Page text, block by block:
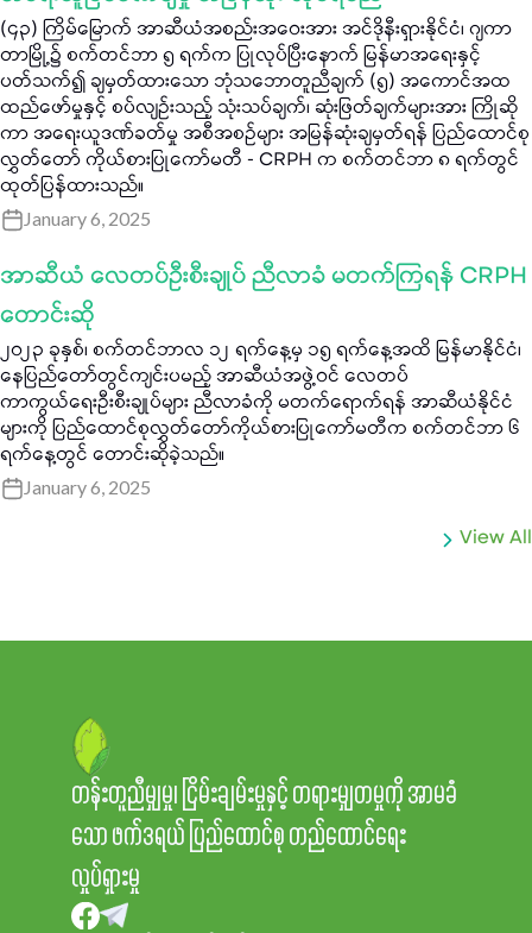
(၄၃) ကြိမ်မြောက် အာဆီယံအစည်းအဝေးအား အင်ဒိုနီးရှားနိုင်ငံ၊ ဂျကာ
တာမြို့၌ စက်တင်ဘာ ၅ ရက်က ပြုလုပ်ပြီးနောက် မြန်မာအရေးနှင့်
ပတ်သက်၍ ချမှတ်ထားသော ဘုံသဘောတူညီချက် (၅) အကောင်အထ
ထည်ဖော်မှုနှင့် စပ်လျဉ်းသည့် သုံးသပ်ချက်၊ ဆုံးဖြတ်ချက်များအား ကြိုဆို
ကာ အရေးယူဒဏ်ခတ်မှု အစီအစဉ်များ အမြန်ဆုံးချမှတ်ရန် ပြည်ထောင်စု
လွှတ်တော် ကိုယ်စားပြုကော်မတီ - CRPH က စက်တင်ဘာ ၈ ရက်တွင်
ထုတ်ပြန်ထားသည်။
January 6, 2025
အာဆီယံ လေတပ်ဦးစီးချုပ် ညီလာခံ မတက်ကြရန် CRPH
တောင်းဆို
၂၀၂၃ ခုနှစ်၊ စက်တင်ဘာလ ၁၂ ရက်နေ့မှ ၁၅ ရက်နေ့အထိ မြန်မာနိုင်ငံ၊
နေပြည်တော်တွင်ကျင်းပမည့် အာဆီယံအဖွဲ့ဝင် လေတပ်
ကာကွယ်ရေးဦးစီးချုပ်များ ညီလာခံကို မတက်ရောက်ရန် အာဆီယံနိုင်ငံ
များကို ပြည်ထောင်စုလွှတ်တော်ကိုယ်စားပြုကော်မတီက စက်တင်ဘာ ၆
ရက်နေ့တွင် တောင်းဆိုခဲ့သည်။
January 6, 2025
View All
တန်းတူညီမျှမှု၊ ငြိမ်းချမ်းမှုနှင့် တရားမျှတမှုကို အာမခံ
သော ဖက်ဒရယ် ပြည်ထောင်စု တည်ထောင်ရေး
လှုပ်ရှားမှု